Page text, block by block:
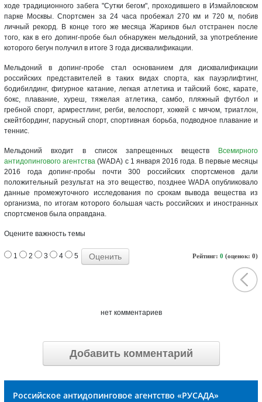
ходе традиционного забега "Сутки бегом", проходившего в Измайловском
парке Москвы. Спортсмен за 24 часа пробежал 270 км и 720 м, побив
личный рекорд. В конце того же месяца Жариков был отстранен после
того, как в его допинг-пробе был обнаружен мельдоний, за употребление
которого бегун получил в итоге 3 года дисквалификации.
Мельдоний в допинг-пробе стал основанием для дисквалификации
российских представителей в таких видах спорта, как пауэрлифтинг,
бодибилдинг, фигурное катание, легкая атлетика и тайский бокс, карате,
бокс, плавание, хуреш, тяжелая атлетика, самбо, пляжный футбол и
гребной спорт, армрестлинг, регби, велоспорт, хоккей с мячом, триатлон,
скейтбординг, парусный спорт, спортивная борьба, подводное плавание и
теннис.
Мельдоний входит в список запрещенных веществ
Всемирного
антидопингового агентства (WADA) с 1 января 2016 года. В первые месяцы
2016 года допинг-пробы почти 300 российских спортсменов дали
положительный результат на это вещество, позднее WADA опубликовало
данные промежуточного исследования по срокам вывода вещества из
организма, по итогам которого большая часть российских и иностранных
спортсменов была оправдана.
Оцените важность темы
Рейтинг: 0 (оценок: 0)
1 2 3 4 5
нет комментариев
Добавить комментарий
Российское антидопинговое агентство «РУСАДА»